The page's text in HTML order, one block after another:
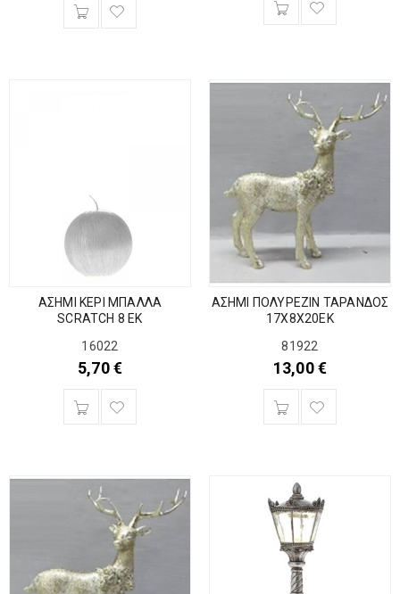
ΑΣΗΜΙ ΚΕΡΙ ΜΠΑΛΛΑ
SCRATCH 8 ΕΚ
16022
5,70€
ΑΣΗΜΙ ΠΟΛΥΡΕΖΙΝ ΤΑΡΑΝΔΟΣ
17Χ8Χ20ΕΚ
81922
13,00€